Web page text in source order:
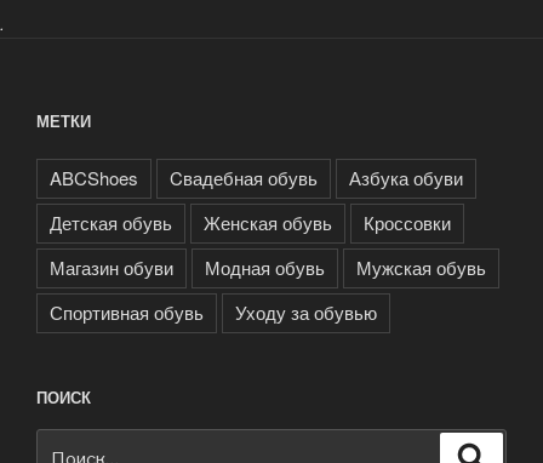
.
МЕТКИ
ABCShoes Cвадебная обувь
Азбука обуви
Детская обувь
Женская обувь
Кроссовки
Магазин обуви
Модная обувь
Мужская обувь
Спортивная обувь
Уходу за обувью
ПОИСК